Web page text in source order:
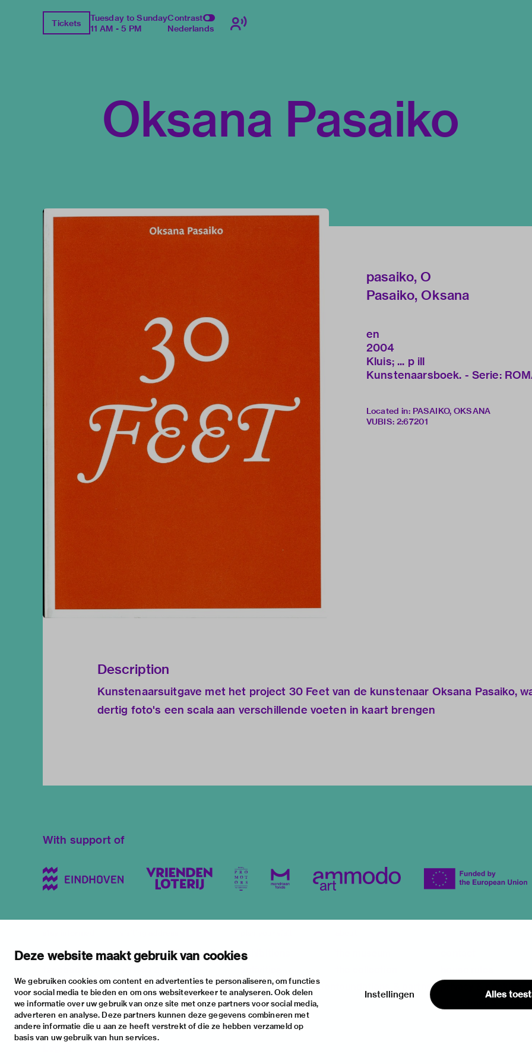
Deze website maakt gebruik van cookies
We gebruiken cookies om content en advertenties te personaliseren, om functies
voor social media te bieden en om ons websiteverkeer te analyseren. Ook delen
we informatie over uw gebruik van onze site met onze partners voor social media,
adverteren en analyse. Deze partners kunnen deze gegevens combineren met
andere informatie die u aan ze heeft verstrekt of die ze hebben verzameld op
basis van uw gebruik van hun services.
Alles
Instellingen
Tickets
Tuesday to Sunday
11 AM - 5 PM
Contrast
Nederlands
Oksana Pasaiko
pasaiko, O
Pasaiko, Oksana
en
2004
Kluis; ... p ill
Kunstenaarsboek. - Serie:
Located in: PASAIKO, OKSANA
VUBIS: 2:67201
Description
Kunstenaarsuitgave met het project 30 Feet van de kunstenaar Oksana Pasaiko,
dertig foto's een scala aan verschillende voeten in kaart brengen
With support of
newsletter
instagram
twitter
linkedin
stratumsedijk 2 eindhoven
info@vanabbemuseum.nl
exhibitions
practical information
foundations & partners